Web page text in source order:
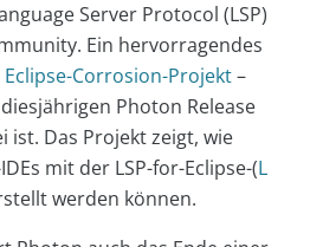
Server Protocol (LSP)
Ein hervorragendes
Eclipse-Corrosion-Projekt–
Photon Release
ist. Das Projekt zeigt, wie
mit der LSP-for-Eclipse-(L
werden können.